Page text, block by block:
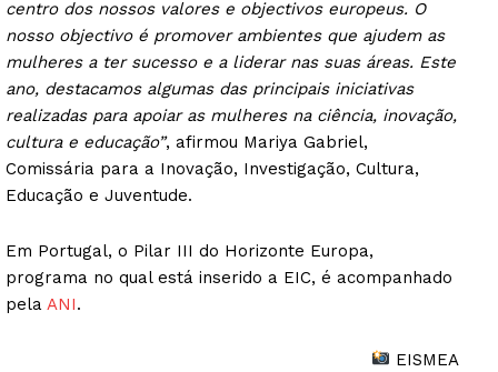
centro dos nossos valores e objectivos europeus. O
nosso objectivo é promover ambientes que ajudem as
mulheres a ter sucesso e a liderar nas suas áreas. Este
ano, destacamos algumas das principais iniciativas
realizadas para apoiar as mulheres na ciência, inovação,
cultura e educação”, afirmou Mariya Gabriel,
Comissária para a Inovação, Investigação, Cultura,
Educação e Juventude.
Em Portugal, o Pilar III do Horizonte Europa,
programa no qual está inserido a EIC, é acompanhado
pela ANI.
EISMEA